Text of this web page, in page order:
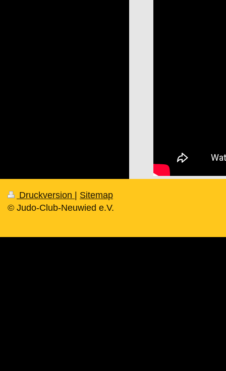
Druckversion | Sitemap
© Judo-Club-Neuwied e.V.